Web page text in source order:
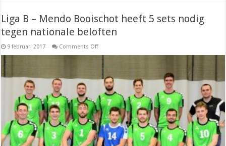
Liga B – Mendo Booischot heeft 5 sets nodig
tegen nationale beloften
9 februari 2017 Comments Offon
Booischot
heeft
5
sets
nodig
tegen
nationale
beloften